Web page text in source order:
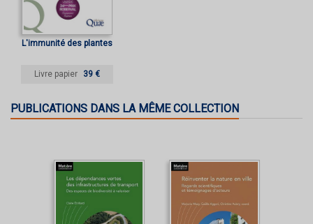
L'immunité des plantes
Livre papier 39 €
PUBLICATIONS DANS LA MÊME COLLECTION